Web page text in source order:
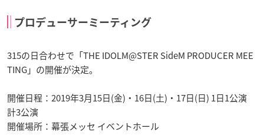
プロデューサーミーティング
315の日合わせで「THE IDOLM@STER SideM PRODUCER MEE
TING」の開催が決定。
開催日程：2019年3月15日(金)・16日(土)・17日(日) 1日1公演
計3公演
開催場所：幕張メッセ イベントホール